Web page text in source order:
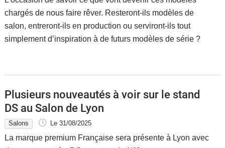
chargés de nous faire rêver. Resteront-ils modèles de
salon, entreront-ils en production ou serviront-ils tout
simplement d’inspiration à de futurs modèles de série ?
Plusieurs nouveautés à voir sur le stand
DS au Salon de Lyon
Salons Le 31/08/2025
La marque premium Française sera présente à Lyon avec